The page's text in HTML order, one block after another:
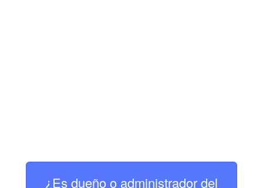
¿Es dueño o administrador del